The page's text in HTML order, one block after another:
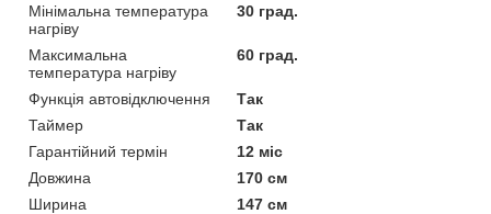
Мінімальна температура
нагріву
30 град.
Максимальна
температура нагріву
60 град.
Функція автовідключення
Так
Таймер
Так
Гарантійний термін
12 міс
Довжина
170 см
Ширина
147 см